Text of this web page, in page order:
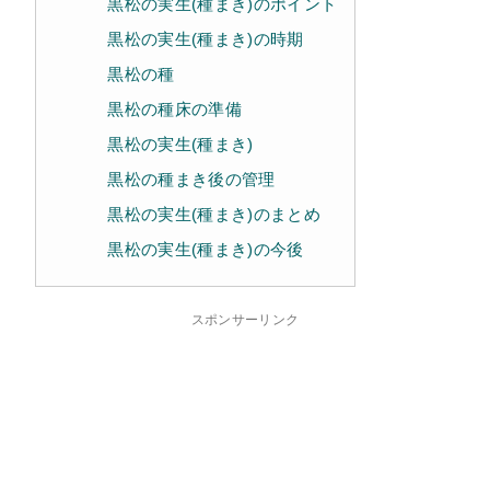
黒松の実生(種まき)のポイント
黒松の実生(種まき)の時期
黒松の種
黒松の種床の準備
黒松の実生(種まき)
黒松の種まき後の管理
黒松の実生(種まき)のまとめ
黒松の実生(種まき)の今後
スポンサーリンク